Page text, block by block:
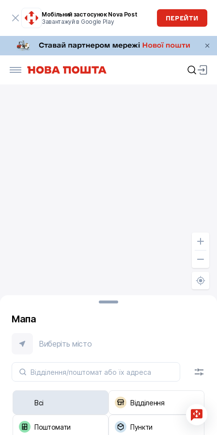
Мобільний застосунок Nova Post
Завантажуй в Google Play
ПЕРЕЙТИ
Мапа
Виберіть місто
Всі Відділення
Поштомати Пункти